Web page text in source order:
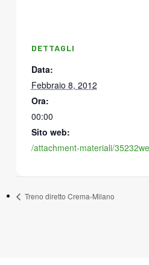
DETTAGLI
Data:
Febbraio 8, 2012
Ora:
00:00
Sito web:
/attachment-materiali/
Treno diretto Crema-Milano